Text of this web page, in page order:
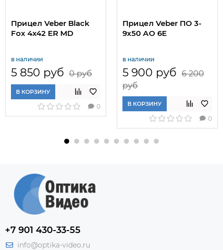
Прицел Veber Black
Fox 4x42 ER MD
в наличии
5 850 руб 0 руб
В КОРЗИНУ
0
Прицел Veber ПО 3-
9x50 АО 6Е
в наличии
5 900 руб 6 200
руб
В КОРЗИНУ
0
+7 901 430-33-55
info@optika-video.ru